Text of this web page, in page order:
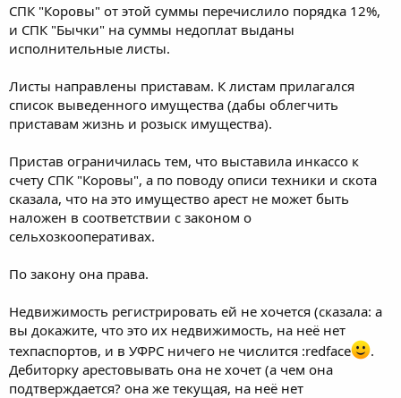
СПК "Коровы" от этой суммы перечислило порядка 12%,
и СПК "Бычки" на суммы недоплат выданы
исполнительные листы.
Листы направлены приставам. К листам прилагался
список выведенного имущества (дабы облегчить
приставам жизнь и розыск имущества).
Пристав ограничилась тем, что выставила инкассо к
счету СПК "Коровы", а по поводу описи техники и скота
сказала, что на это имущество арест не может быть
наложен в соответствии с законом о
сельхозкооперативах.
По закону она права.
Недвижимость регистрировать ей не хочется (сказала: а
вы докажите, что это их недвижимость, на неё нет
техпаспортов, и в УФРС ничего не числится :redface
.
Дебиторку арестовывать она не хочет (а чем она
подтверждается? она же текущая, на неё нет